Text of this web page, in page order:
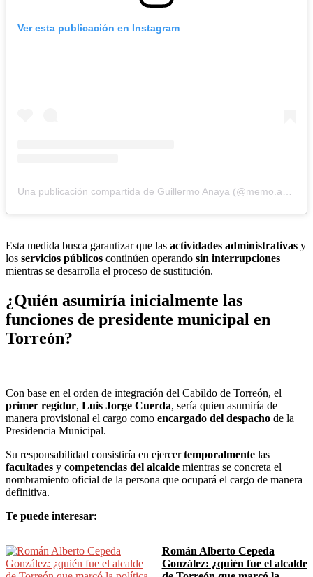
Ver esta publicación en Instagram
Esta medida busca garantizar que las actividades administrativas y
los servicios públicos continúen operando sin interrupciones
mientras se desarrolla el proceso de sustitución.
¿Quién asumiría inicialmente las
funciones de presidente municipal en
Torreón?
Con base en el orden de integración del Cabildo de Torreón, el
primer regidor, Luis Jorge Cuerda, sería quien asumiría de
manera provisional el cargo como encargado del despacho de la
Presidencia Municipal.
Su responsabilidad consistiría en ejercertemporalmente las
facultades y competencias del alcalde mientras se concreta el
nombramiento oficial de la persona que ocupará el cargo de manera
definitiva.
Te puede interesar:
Román Alberto Cepeda
González: ¿quién fue el alcalde